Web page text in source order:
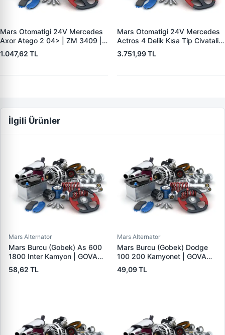
Mars Otomatigi 24V Mercedes
Axor Atego 2 04> | ZM 3409 |
OEM ZM 3409
1.047,62 TL
Mars Otomatigi 24V Mercedes
Actros 4 Delik Kısa Tip Civatali
Model Tipi 1941 | ZM 0832 |
OEM ZM 0832
3.751,99 TL
İlgili Ürünler
Mars Alternator
Mars Burcu (Gobek) As 600
1800 Inter Kamyon | GOVA
B054
58,62 TL
Mars Alternator
Mars Burcu (Gobek) Dodge
100 200 Kamyonet | GOVA
B051
49,09 TL